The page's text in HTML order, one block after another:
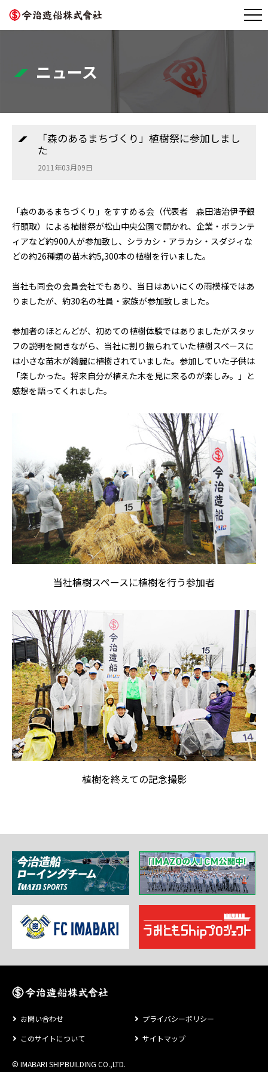
ニュース
「森のあるまちづくり」植樹祭に参加しまし
た
2011年03月09日
「森のあるまちづくり」をすすめる会（代表者 森田浩治伊予銀
行頭取）による植樹祭が松山中央公園で開かれ、企業・ボランテ
ィアなど約900人が参加致し、シラカシ・アラカシ・スダジィな
どの約26種類の苗木約5,300本の植樹を行いました。
当社も同会の会員会社でもあり、当日はあいにくの雨模様ではあ
りましたが、約30名の社員・家族が参加致しました。
参加者のほとんどが、初めての植樹体験ではありましたがスタッ
フの説明を聞きながら、当社に割り振られていた植樹スペースに
は小さな苗木が綺麗に植樹されていました。参加していた子供は
「楽しかった。将来自分が植えた木を見に来るのが楽しみ。」と
感想を語ってくれました。
当社植樹スペースに植樹を行う参加者
植樹を終えての記念撮影
お問い合わせ
プライバシーポリシー
このサイトについて
サイトマップ
© IMABARI SHIPBUILDING CO.,LTD.